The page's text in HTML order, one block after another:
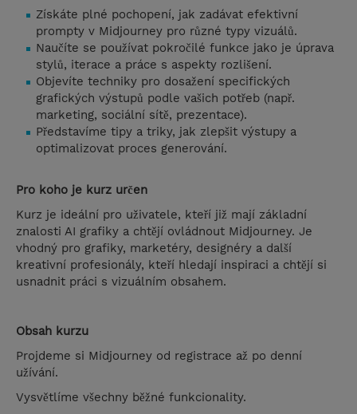
Získáte plné pochopení, jak zadávat efektivní
prompty v Midjourney pro různé typy vizuálů.
Naučíte se používat pokročilé funkce jako je úprava
stylů, iterace a práce s aspekty rozlišení.
Objevíte techniky pro dosažení specifických
grafických výstupů podle vašich potřeb (např.
marketing, sociální sítě, prezentace).
Představíme tipy a triky, jak zlepšit výstupy a
optimalizovat proces generování.
Pro koho je kurz určen
Kurz je ideální pro uživatele, kteří již mají základní
znalosti AI grafiky a chtějí ovládnout Midjourney. Je
vhodný pro grafiky, marketéry, designéry a další
kreativní profesionály, kteří hledají inspiraci a chtějí si
usnadnit práci s vizuálním obsahem.
Obsah kurzu
Projdeme si Midjourney od registrace až po denní
užívání.
Vysvětlíme všechny běžné funkcionality.